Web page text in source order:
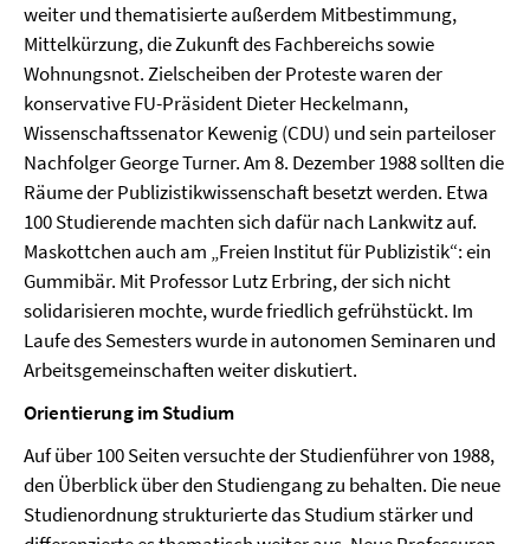
weiter und thematisierte außerdem Mitbestimmung,
Mittelkürzung, die Zukunft des Fachbereichs sowie
Wohnungsnot. Zielscheiben der Proteste waren der
konservative FU-Präsident Dieter Heckelmann,
Wissenschaftssenator Kewenig (CDU) und sein parteiloser
Nachfolger George Turner. Am 8. Dezember 1988 sollten die
Räume der Publizistikwissenschaft besetzt werden. Etwa
100 Studierende machten sich dafür nach Lankwitz auf.
Maskottchen auch am „Freien Institut für Publizistik“: ein
Gummibär. Mit Professor Lutz Erbring, der sich nicht
solidarisieren mochte, wurde friedlich gefrühstückt. Im
Laufe des Semesters wurde in autonomen Seminaren und
Arbeitsgemeinschaften weiter diskutiert.
Orientierung im Studium
Auf über 100 Seiten versuchte der Studienführer von 1988,
den Überblick über den Studiengang zu behalten. Die neue
Studienordnung strukturierte das Studium stärker und